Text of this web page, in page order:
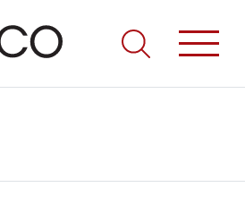
os Médicos. Onde as notícias
o que se passa na Saúde!